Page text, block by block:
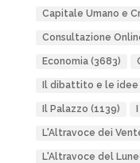
Capitale Umano e
Consultazione
Economia(3683)
Il dibattito e le idee
Il Palazzo (1139)
L'Altravoce dei
L'Altravoce del